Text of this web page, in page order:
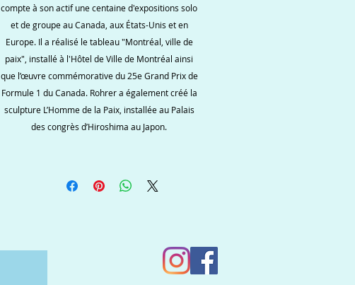
compte à son actif une centaine d'expositions solo
et de groupe au Canada, aux États-Unis et en
Europe. Il a réalisé le tableau "Montréal, ville de
paix", installé à l'Hôtel de Ville de Montréal ainsi
que l’œuvre commémorative du 25e Grand Prix de
Formule 1 du Canada. Rohrer a également créé la
sculpture L’Homme de la Paix, installée au Palais
des congrès d’Hiroshima au Japon.